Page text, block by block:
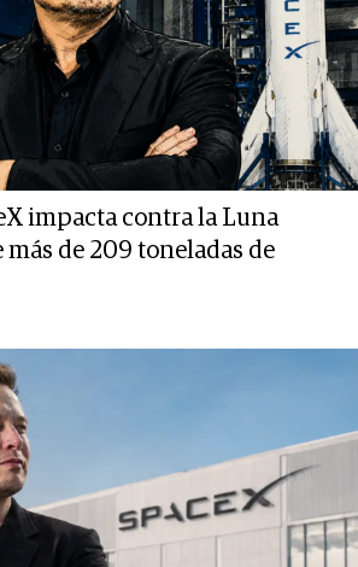
impacta contra la Luna
de 209 toneladas de